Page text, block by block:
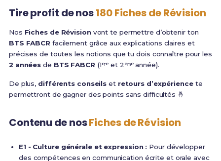
Tire profit de nos180 Fiches de Révision
Nos Fiches de Révisionvont te permettre d’obtenir ton
BTS FABCR facilement grâce aux explications claires et
précises de toutes les notions que tu dois connaître pour les
2 années de BTS FABCR (1ᵉʳᵉ et 2ᵉᵐᵉ année).
De plus, différents conseils et retours d’expériencete
permettront de gagner des points sans difficultés 🤞
Contenu de nosFiches de Révision
E1 - Culture générale et expression : Pour développer
des compétences en communication écrite et orale avec